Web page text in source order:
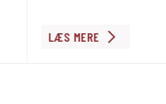
Dette
LÆS MERE